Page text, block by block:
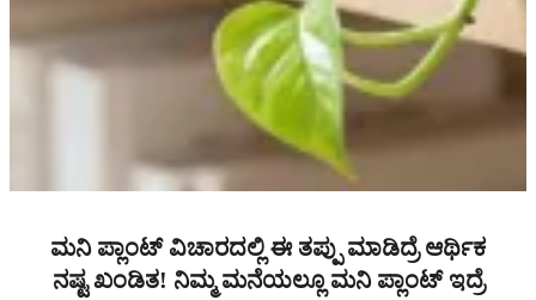
ಮನಿ ಪ್ಲಾಂಟ್ ವಿಚಾರದಲ್ಲಿ ಈ ತಪ್ಪು ಮಾಡಿದ್ರೆ ಆರ್ಥಿಕ
ನಷ್ಟ ಖಂಡಿತ! ನಿಮ್ಮ ಮನೆಯಲ್ಲೂ ಮನಿ ಪ್ಲಾಂಟ್ ಇದ್ರೆ